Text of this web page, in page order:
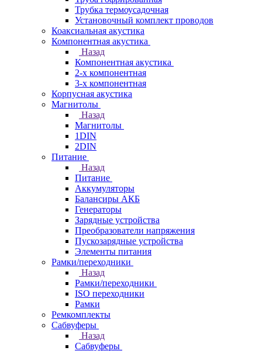
Трубка термоусадочная
Установочный комплект проводов
Коаксиальная акустика
Компонентная акустика
Назад
Компонентная акустика
2-х компонентная
3-х компонентная
Корпусная акустика
Магнитолы
Назад
Магнитолы
1DIN
2DIN
Питание
Назад
Питание
Аккумуляторы
Балансиры АКБ
Генераторы
Зарядные устройства
Преобразователи напряжения
Пускозарядные устройства
Элементы питания
Рамки/переходники
Назад
Рамки/переходники
ISO переходники
Рамки
Ремкомплекты
Сабвуферы
Назад
Сабвуферы